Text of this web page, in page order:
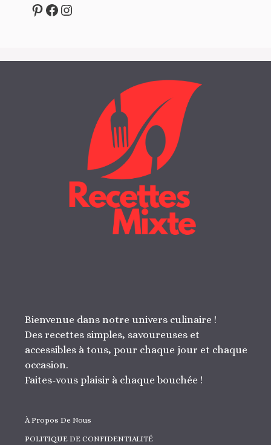
Pinterest
Facebook
Instagram
Bienvenue dans notre univers culinaire !
Des recettes simples, savoureuses et
accessibles à tous, pour chaque jour et chaque
occasion.
Faites-vous plaisir à chaque bouchée !
À Propos De Nous
POLITIQUE DE CONFIDENTIALITÉ